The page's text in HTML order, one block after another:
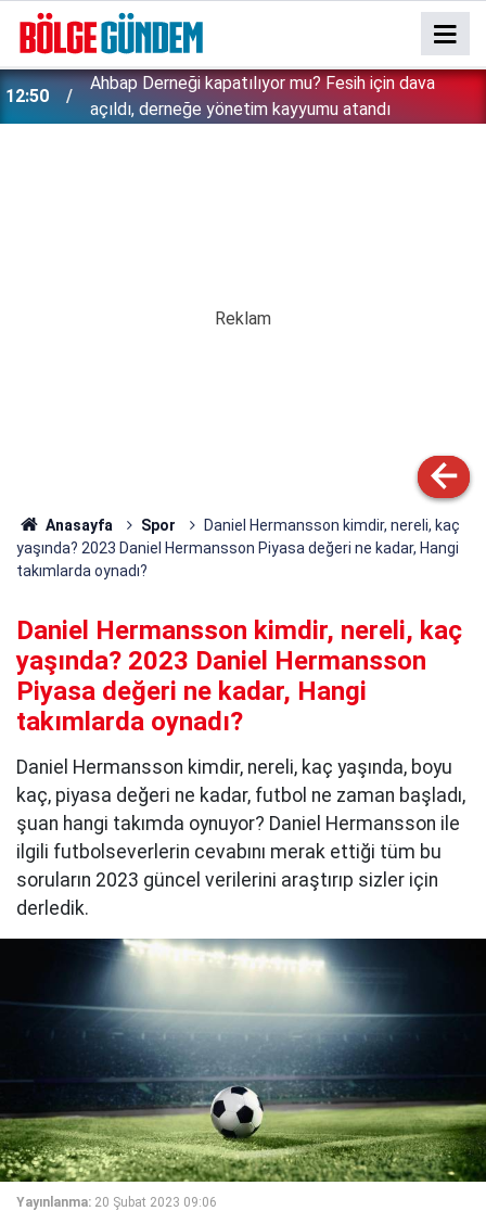
12:50
Ahbap Derneği kapatılıyor mu? Fesih için dava
açıldı, derneğe yönetim kayyumu atandı
Anasayfa Spor
Daniel Hermansson kimdir, nereli, kaç
yaşında? 2023 Daniel Hermansson Piyasa değeri ne kadar, Hangi
takımlarda oynadı?
Daniel Hermansson kimdir, nereli, kaç
yaşında? 2023 Daniel Hermansson
Piyasa değeri ne kadar, Hangi
takımlarda oynadı?
Daniel Hermansson kimdir, nereli, kaç yaşında, boyu
kaç, piyasa değeri ne kadar, futbol ne zaman başladı,
şuan hangi takımda oynuyor? Daniel Hermansson ile
ilgili futbolseverlerin cevabını merak ettiği tüm bu
soruların 2023 güncel verilerini araştırıp sizler için
derledik.
Yayınlanma: 20 Şubat 2023 09:06